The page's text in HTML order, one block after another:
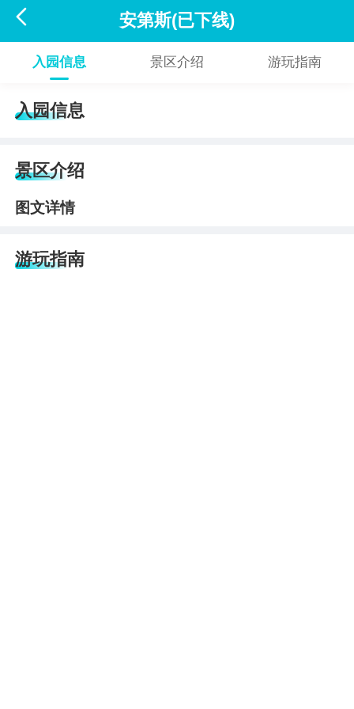
 安第斯(已下线)
入园信息 景区介绍 游玩指南
入园信息
景区介绍
图文详情
游玩指南